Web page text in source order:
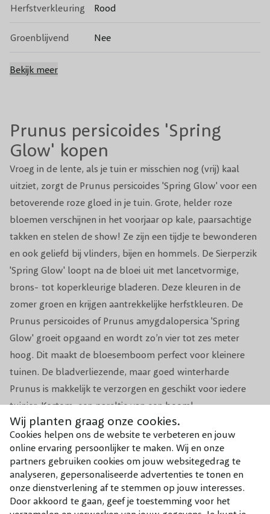
Wij planten graag onze cookies.
Cookies helpen ons de website te verbeteren en jouw
online ervaring persoonlijker te maken. Wij en onze
partners gebruiken cookies om jouw websitegedrag te
analyseren, gepersonaliseerde advertenties te tonen en
onze dienstverlening af te stemmen op jouw interesses.
Door akkoord te gaan, geef je toestemming voor het
Prunus persicoides 'Spring
Glow' kopen
Vroeg in de lente, als je tuin er misschien nog (vrij) kaal
uitziet, zorgt de Prunus persicoides 'Spring Glow' voor een
betoverende roze gloed in je tuin. Grote, helder roze
bloemen verschijnen in het voorjaar op kale, paarsachtige
takken en stelen de show! Ze zijn een tijdje te bewonderen
en ook geliefd bij vlinders, bijen en hommels. De Sierperzik
'Spring Glow' loopt na de bloei uit met lancetvormige,
brons- tot koperkleurige bladeren. Deze kleuren in de
zomer groen en krijgen aantrekkelijke herfstkleuren. De
Prunus persicoides of Prunus amygdalopersica 'Spring
Glow' groeit opgaand en wordt zo’n vier tot zes meter
hoog. Dit maakt de bloesemboom perfect voor kleinere
tuinen. De bladverliezende, maar goed winterharde
Prunus is makkelijk te verzorgen en geschikt voor iedere
tuinier. Kortom, een pareltje van een boom!
Herfstverkleuring Rood
Groenblijvend Nee
Bloeikleur
Vruchten Sierperzik
Giftigheid Niet giftig voor mens of dier.
Snoeiperiode Na de bloei.
Grondsoort
Zand, Kleigrond (goed
waterdoorlatend).
Groeisnelheid Gemiddeld
WindbestendigheidMatig
Winterhardheid Goed
Biodiversiteit
Drachtboom voor Bijen en vele andere
Toepassing Geschikt voor Kleine tuinen.
Pot, Kluit, Kale
wortel
Pot
Bekijk meer
Combineer met
Onze aanraders bij dit product